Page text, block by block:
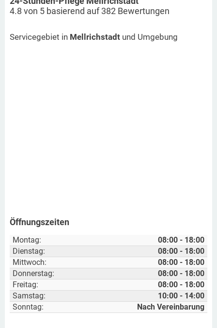
4.8 von 5 basierend auf382 Bewertungen
Servicegebiet in Mellrichstadt und Umgebung
Öffnungszeiten
Montag:
08:00 - 18:00
Dienstag:
08:00 - 18:00
Mittwoch:
08:00 - 18:00
Donnerstag:
08:00 - 18:00
Freitag:
08:00 - 18:00
Samstag:
10:00 - 14:00
Sonntag:
Nach Vereinbarung